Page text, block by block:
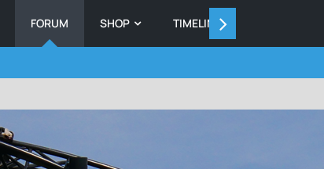
FORUM SHOP TIMELINE